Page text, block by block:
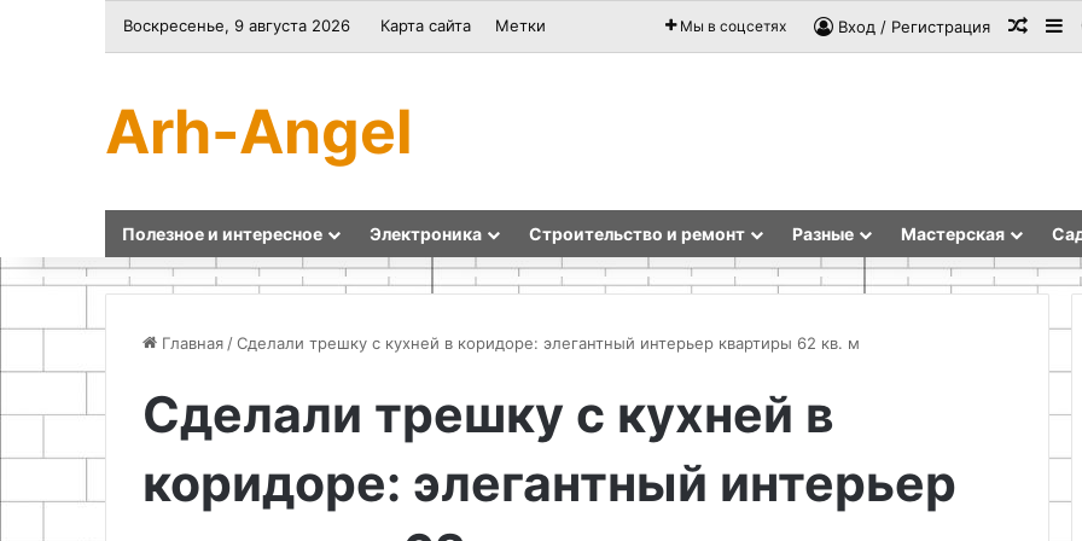
Воскресенье, 9 августа 2026 Карта сайта Метки Мы в соцсетях Вход / Регистрация
Arh-Angel
Полезное и интересное Электроника Строительство и ремонт Разные Мастерская
Главная /Сделали трешку с кухней в коридоре: элегантный интерьер квартиры 62 кв. м
Сделали трешку с кухней в
коридоре: элегантный интерьер
Как
сделать
часы
Как
сделать
пластик